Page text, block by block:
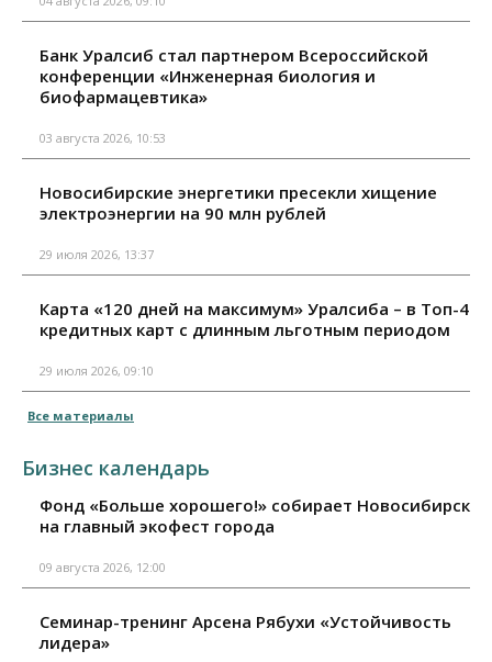
Банк Уралсиб стал партнером Всероссийской
конференции «Инженерная биология и
биофармацевтика»
03 августа 2026, 10:53
Новосибирские энергетики пресекли хищение
электроэнергии на 90 млн рублей
29 июля 2026, 13:37
Карта «120 дней на максимум» Уралсиба – в Топ-4
кредитных карт с длинным льготным периодом
29 июля 2026, 09:10
Все материалы
Бизнес календарь
Фонд «Больше хорошего!» собирает Новосибирск
на главный экофест города
09 августа 2026, 12:00
Семинар-тренинг Арсена Рябухи «Устойчивость
лидера»